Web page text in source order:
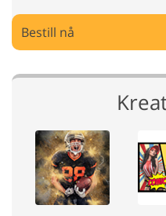
Bestill nå